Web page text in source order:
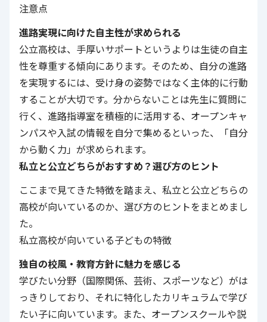
注意点
進路実現に向けた自主性が求められる
公立高校は、手厚いサポートというよりは生徒の自主
性を尊重する傾向にあります。そのため、自分の進路
を実現するには、受け身の姿勢ではなく主体的に行動
することが大切です。分からないことは先生に質問に
行く、進路指導室を積極的に活用する、オープンキャ
ンパスや入試の情報を自分で集めるといった、「自分
から動く力」が求められます。
私立と公立どちらがおすすめ？選び方のヒント
ここまで見てきた特徴を踏まえ、私立と公立どちらの
高校が向いているのか、選び方のヒントをまとめまし
た。
私立高校が向いている子どもの特徴
独自の校風・教育方針に魅力を感じる
学びたい分野（国際関係、芸術、スポーツなど）がは
っきりしており、それに特化したカリキュラムで学び
たい子に向いています。また、オープンスクールや説